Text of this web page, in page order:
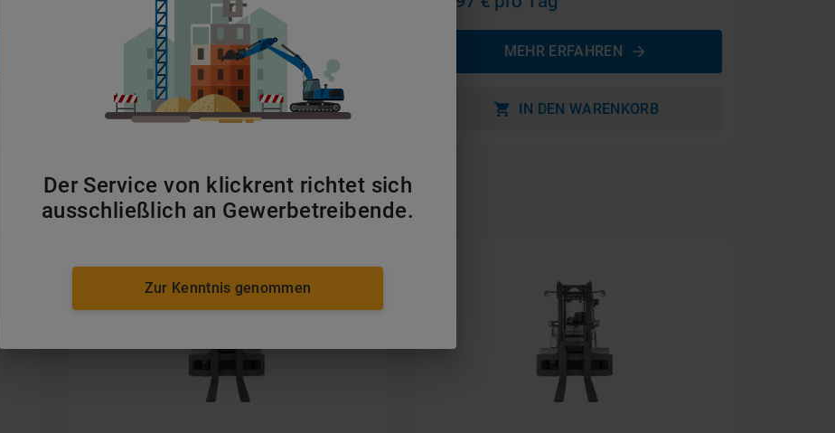
MEHR ERFAHREN
IN DEN WARENKORB
MEHR ERFAHREN
IN DEN WARENKORB
Der Service von klickrent richtet sich
ausschließlich an Gewerbetreibende.
Zur Kenntnis genommen